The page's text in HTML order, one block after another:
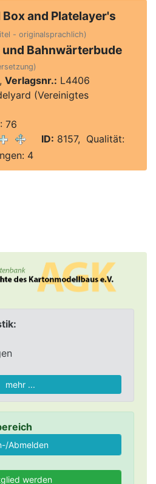
mehr ...
werden
Box and Platelayer's
- originalsprachlich)
Bahnwärterbude
, Verlagsnr.: L4406
(Vereinigtes
76
ID: 8157, Qualität:
4